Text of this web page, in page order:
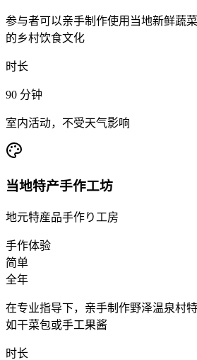
参与者可以亲手制作使用当地新鲜蔬
的乡村饮食文化
时长
90 分钟
室内活动，不受天气影响
当地特产手作工坊
地元特産品手作り工房
手作体验
简单
全年
在专业指导下，亲手制作野泽温泉村
如干菜包或手工果酱
时长